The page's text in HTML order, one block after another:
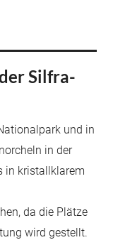
Silfra-
und in
in der
in kristallklarem
da die Plätze
wird gestellt.